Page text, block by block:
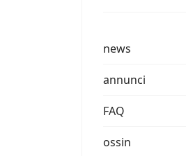
news
annunci
FAQ
ossin